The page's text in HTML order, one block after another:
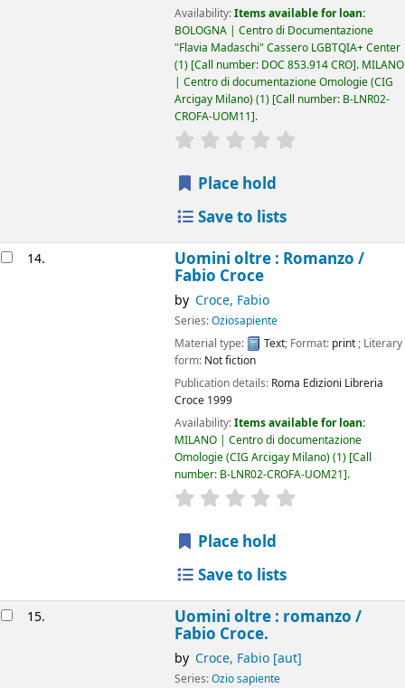
Availability:Items available for loan:
BOLOGNA | Centro di Documentazione
"Flavia Madaschi" Cassero LGBTQIA+ Center
(1) Call number: DOC 853.914 CRO . MILANO
| Centro di documentazione Omologie (CIG
Arcigay Milano)(1) Call number: B-LNR02-
CROFA-UOM11 .
star rating
Place hold
Save to lists
14. Uomini oltre : Romanzo /
Fabio Croce
by Croce, Fabio
Series:Oziosapiente
Material type:
Text; Format: print; Literary
form: Not fiction
Publication details: Roma Edizioni Libreria
Croce 1999
Availability:Items available for loan:
MILANO | Centro di documentazione
Omologie (CIG Arcigay Milano)(1) Call
number: B-LNR02-CROFA-UOM21 .
star rating
Place hold
Save to lists
15. Uomini oltre : romanzo /
Fabio Croce.
by Croce, Fabio[aut]
Series:Ozio sapiente